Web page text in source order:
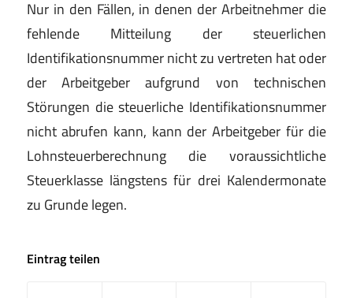
Nur in den Fällen, in denen der Arbeitnehmer die
fehlende Mitteilung der steuerlichen
Identifikationsnummer nicht zu vertreten hat oder
der Arbeitgeber aufgrund von technischen
Störungen die steuerliche Identifikationsnummer
nicht abrufen kann, kann der Arbeitgeber für die
Lohnsteuerberechnung die voraussichtliche
Steuerklasse längstens für drei Kalendermonate
zu Grunde legen.
Eintrag teilen